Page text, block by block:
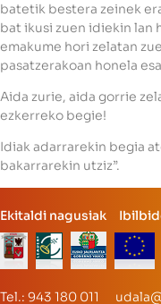
batetik bestera zeinek
bat ikusi zuen idiekin lan
emakume hori zelatan
pasatzerakoan honela
Aida zurie, aida gorrie
ezkerreko begie!
Idiak adarrarekin begia
bakarrarekin utziz”.
Ekitaldi nagusiak
Tel.: 943 180 011